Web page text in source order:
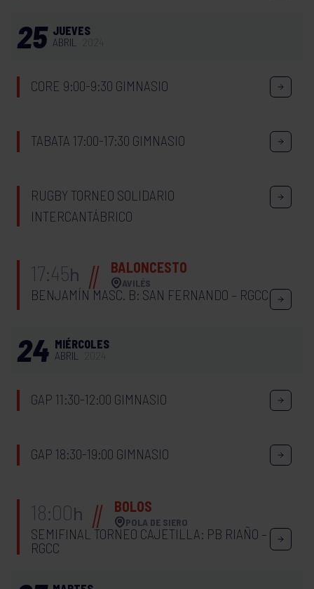
25 JUEVES
ABRIL
CORE 9:00-9:30 GIMNASIO
TABATA 17:00-17:30 GIMNASIO
RUGBY TORNEO SOLIDARIO
INTERCANTÁBRICO
17:45h BALONCESTO
AVILÉS
BENJAMÍN MASC. B: SAN FERNANDO – RGCC
24 MIÉRCOLES
ABRIL
GAP 11:30-12:00 GIMNASIO
GAP 18:30-19:00 GIMNASIO
18:00h BOLOS
POLA DE SIERO
SEMIFINAL TORNEO CAJETILLA: PB RIAÑO –
RGCC